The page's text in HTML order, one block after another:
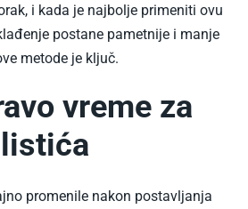
i kada je najbolje primeniti ovu
postane pametnije i manje
metode je ključ.
vreme za
promenile nakon postavljanja